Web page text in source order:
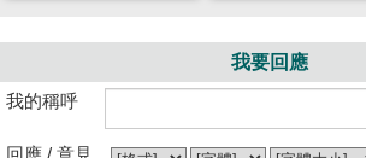
我要回應
我的稱呼
回應 / 意見